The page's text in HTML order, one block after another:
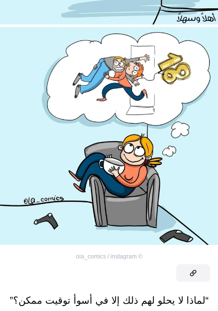
©
ola_comics / instagram
“لماذا لا يحلو لهم ذلك إلا في أسوأ توقيت ممكن؟”